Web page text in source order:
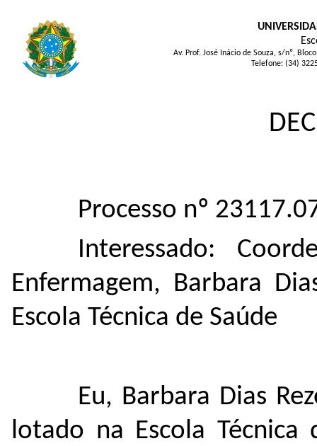
Av. Prof. José Inácio de Souza, s/nº,
Telefone: (34)
Processo nº
Interessado:
Enfermagem, Barbara
Escola Técnica de Saúde
Eu, Barbara Dias
lotado na Escola Técnica